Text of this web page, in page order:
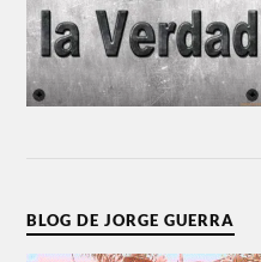
BLOG DE JORGE GUERRA